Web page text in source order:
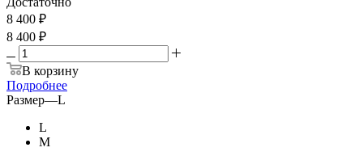
8 400 ₽
8 400 ₽
В корзину
Подробнее
Размер—L
L
М